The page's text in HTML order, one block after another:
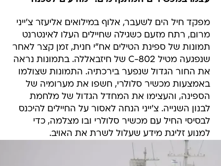
מפקד חיל הים לשעבר, אלוף במילואים אליעזר צ'ייני
מרום, רתח מזעם כשגילה שחיילים העלו לאינטרנט
תמונות של ספינת הטילים אח"י חנית, זמן קצר לאחר
שנפגעה מטיל C-802 של חיזבאללה. בתמונות נראה
את החור הגדול שנפער בירכתיה. התמונות שצולמו
באמצעות מכשיר סלולרי, חשפו את מערומיה של
הספינה, והעצימו את המחדל הגדול של מלחמת
לבנון השנייה. צ'ייני הנחה לאסור על החיילים להיכנס
לבסיסי החיל עם מכשיר סלולרי ובו מצלמה, כדי
למנוע זליגת מידע שעלול לשרת את האויב.